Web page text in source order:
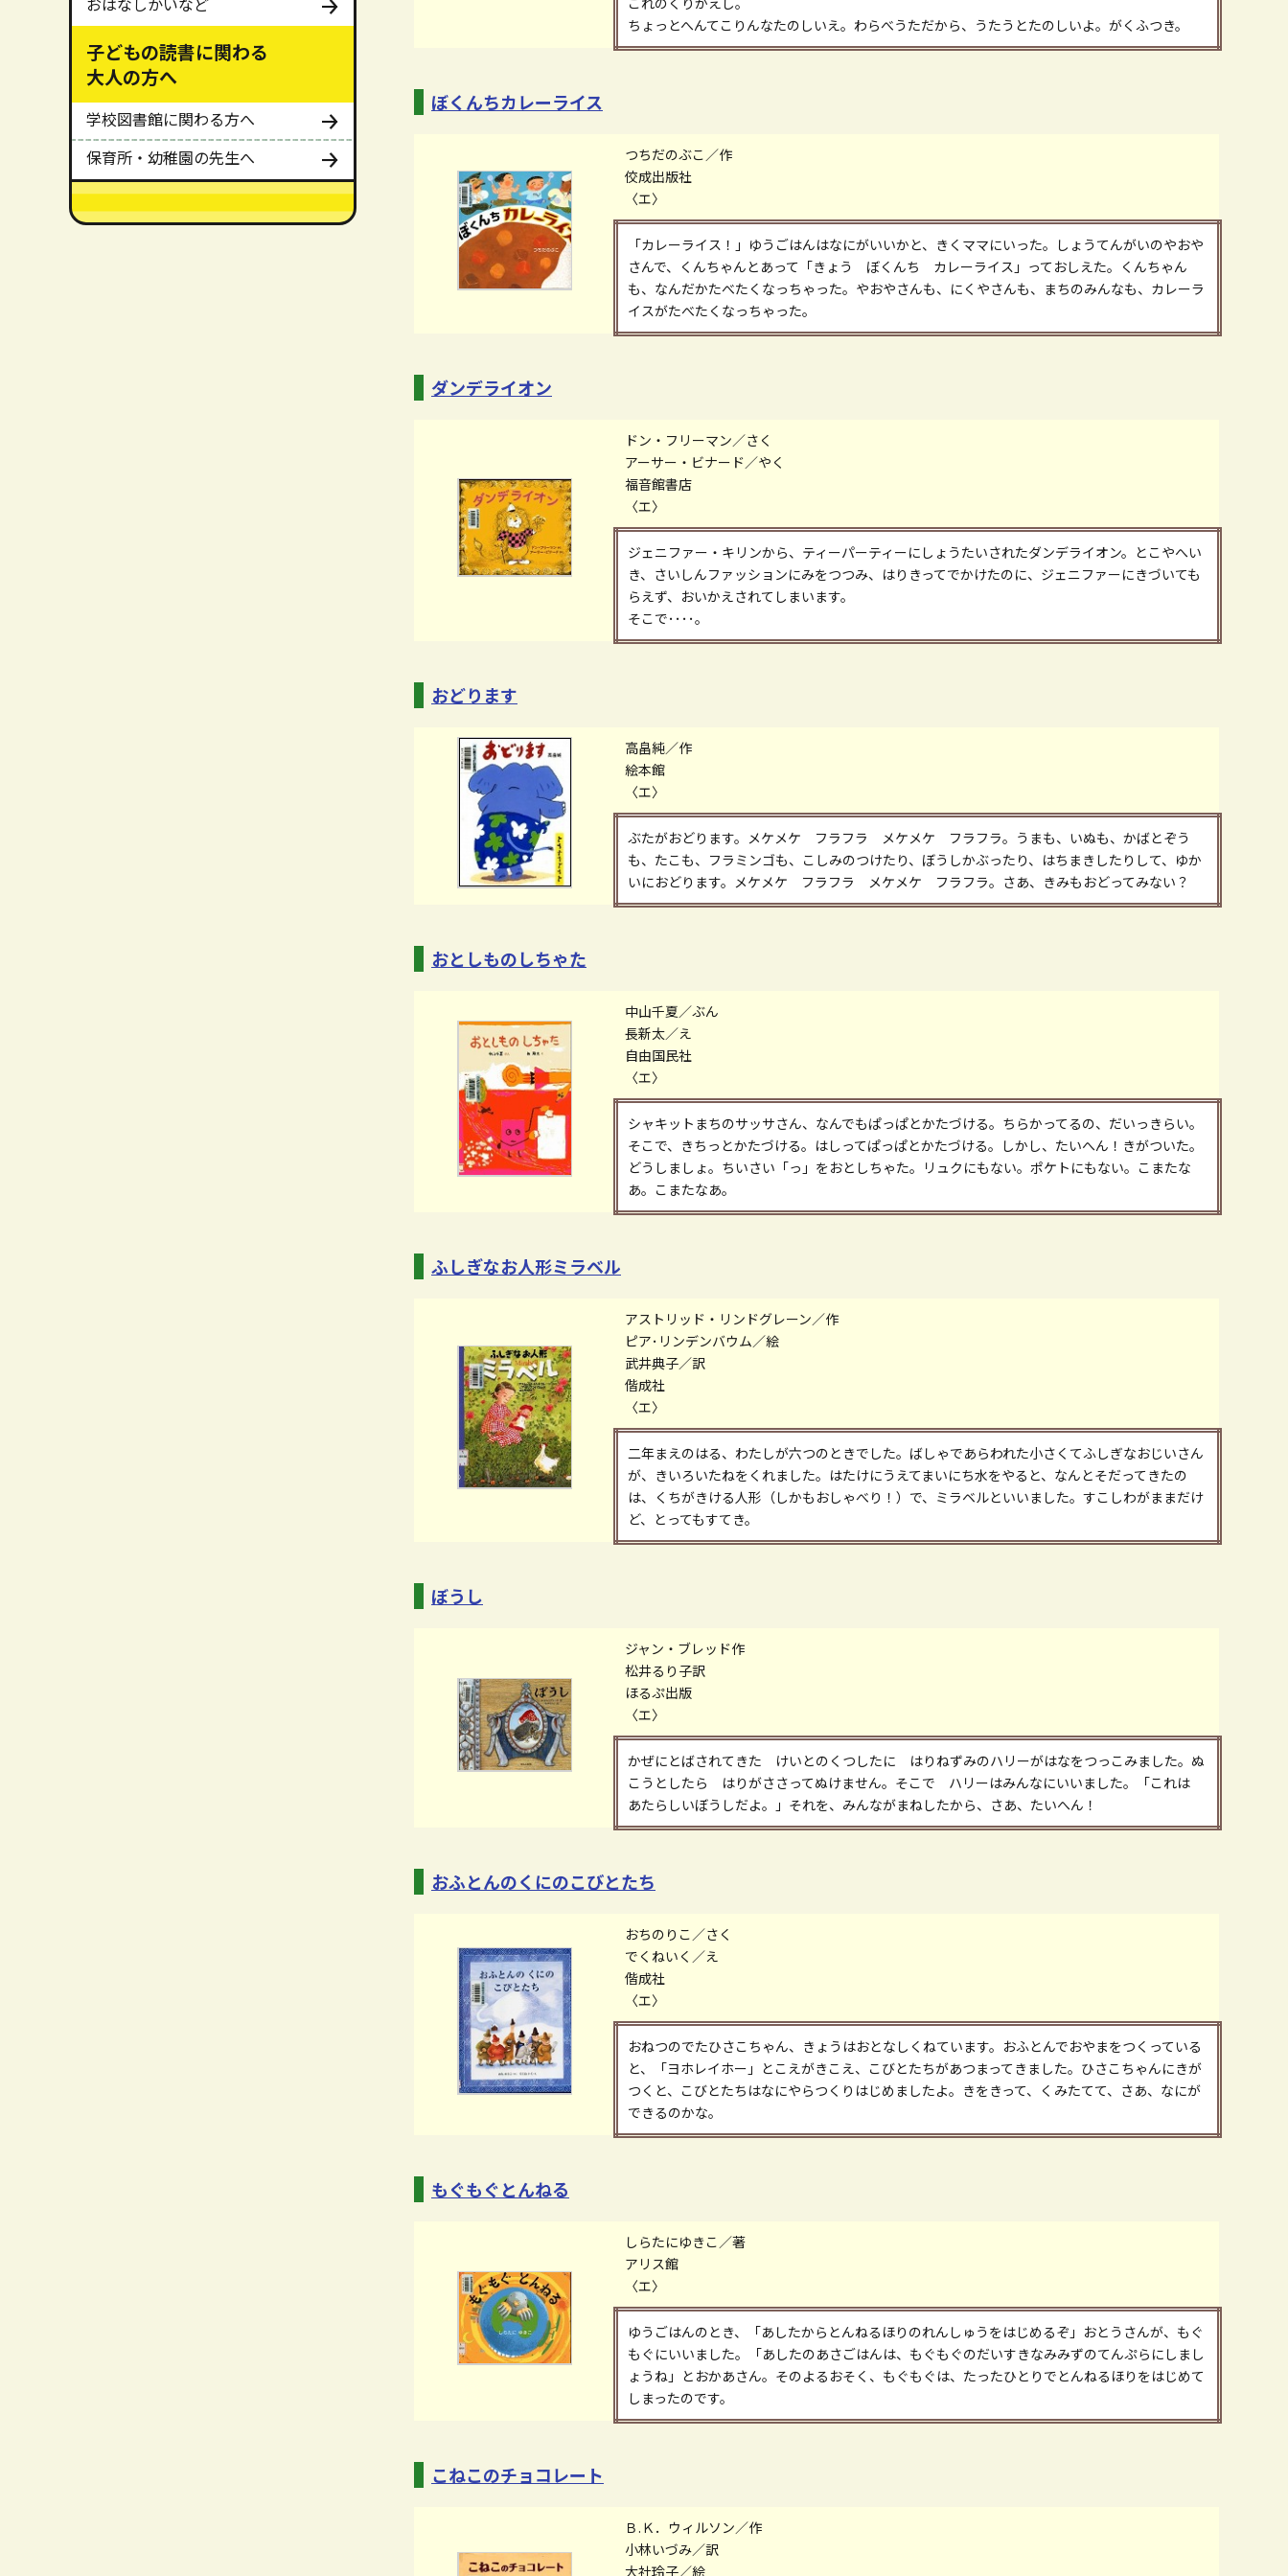
子どもの読書に関わる
大人の方へ
学校図書館に関わる方へ
保育所・幼稚園の先生へ
メインメニューここまで。
ちょっとへんてこりんなたのしいえ。わらべうただから、うたうとたのしいよ。がくふつき。
ぼくんちカレーライス
つちだのぶこ／作
佼成出版社
〈エ〉
「カレーライス！」ゆうごはんはなにがいいかと、きくママにいった。しょうてんがいのやおや
さんで、くんちゃんとあって「きょう ぼくんち カレーライス」っておしえた。くんちゃん
も、なんだかたべたくなっちゃった。やおやさんも、にくやさんも、まちのみんなも、カレーラ
イスがたべたくなっちゃった。
ダンデライオン
ドン・フリーマン／さく
アーサー・ビナード／やく
福音館書店
〈エ〉
ジェニファー・キリンから、ティーパーティーにしょうたいされたダンデライオン。とこやへい
き、さいしんファッションにみをつつみ、はりきってでかけたのに、ジェニファーにきづいても
らえず、おいかえされてしまいます。
そこで････。
おどります
高畠純／作
絵本館
〈エ〉
ぶたがおどります。メケメケ フラフラ メケメケ フラフラ。うまも、いぬも、かばとぞう
も、たこも、フラミンゴも、こしみのつけたり、ぼうしかぶったり、はちまきしたりして、ゆか
いにおどります。メケメケ フラフラ メケメケ フラフラ。さあ、きみもおどってみない？
おとしものしちゃた
中山千夏／ぶん
長新太／え
自由国民社
〈エ〉
シャキットまちのサッサさん、なんでもぱっぱとかたづける。ちらかってるの、だいっきらい。
そこで、きちっとかたづける。はしってぱっぱとかたづける。しかし、たいへん！きがついた。
どうしましょ。ちいさい「っ」をおとしちゃた。リュクにもない。ポケトにもない。こまたな
あ。こまたなあ。
ふしぎなお人形ミラベル
アストリッド・リンドグレーン／作
ピア･リンデンバウム／絵
武井典子／訳
偕成社
〈エ〉
二年まえのはる、わたしが六つのときでした。ばしゃであらわれた小さくてふしぎなおじいさん
が、きいろいたねをくれました。はたけにうえてまいにち水をやると、なんとそだってきたの
は、くちがきける人形（しかもおしゃべり！）で、ミラベルといいました。すこしわがままだけ
ど、とってもすてき。
ぼうし
ジャン・ブレッド作
松井るり子訳
ほるぷ出版
〈エ〉
かぜにとばされてきた けいとのくつしたに はりねずみのハリーがはなをつっこみました。ぬ
こうとしたら はりがささってぬけません。そこで ハリーはみんなにいいました。「これは
あたらしいぼうしだよ。」それを、みんながまねしたから、さあ、たいへん！
おふとんのくにのこびとたち
おちのりこ／さく
でくねいく／え
偕成社
〈エ〉
おねつのでたひさこちゃん、きょうはおとなしくねています。おふとんでおやまをつくっている
と、「ヨホレイホー」とこえがきこえ、こびとたちがあつまってきました。ひさこちゃんにきが
つくと、こびとたちはなにやらつくりはじめましたよ。きをきって、くみたてて、さあ、なにが
できるのかな。
もぐもぐとんねる
しらたにゆきこ／著
アリス館
〈エ〉
ゆうごはんのとき、「あしたからとんねるほりのれんしゅうをはじめるぞ」おとうさんが、もぐ
もぐにいいました。「あしたのあさごはんは、もぐもぐのだいすきなみみずのてんぷらにしまし
ょうね」とおかあさん。そのよるおそく、もぐもぐは、たったひとりでとんねるほりをはじめて
しまったのです。
こねこのチョコレート
Ｂ.Ｋ．ウィルソン／作
小林いづみ／訳
大社玲子／絵